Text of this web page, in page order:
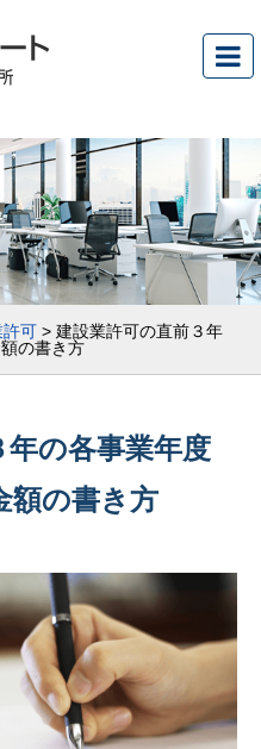
許可 > 建設業許可の直前３年
の書き方
の各事業年度
額の書き方